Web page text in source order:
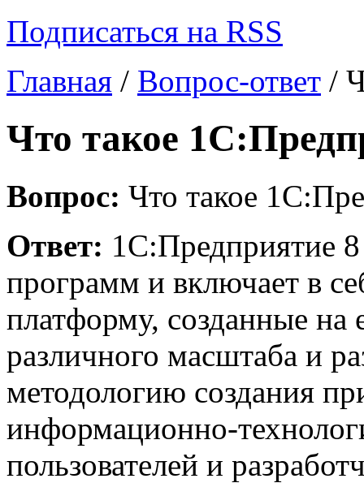
Подписаться на RSS
Главная / Вопрос-ответ /
Что такое
Вопрос: Что такое
Ответ: 1С:Предприятие 8
программ и включает в
платформу, созданные
различного масштаба и
методологию создания
информационно-
пользователей и